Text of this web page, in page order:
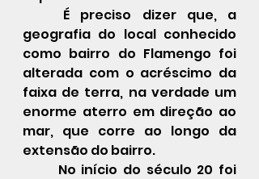
geografia do local conhecido
como bairro do Flamengo foi
alterada com o acréscimo da
faixa de terra, na verdade um
enorme aterro em direção ao
mar, que corre ao longo da
extensão do bairro.